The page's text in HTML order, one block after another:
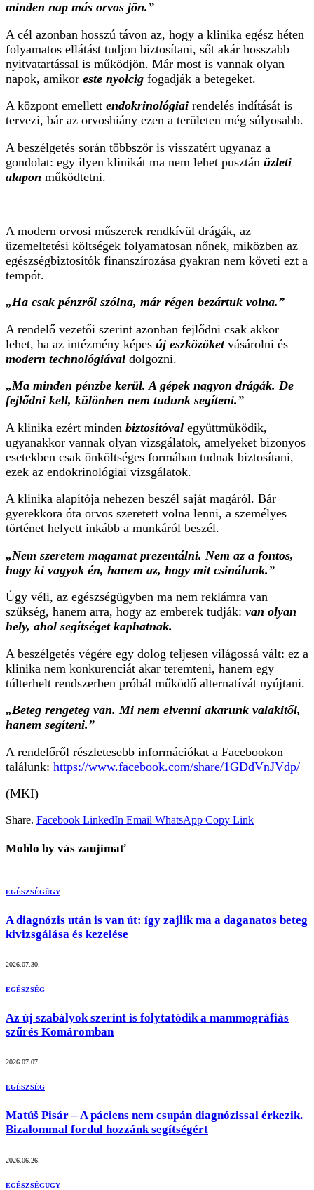
minden nap más orvos jön.”
A cél azonban hosszú távon az, hogy a klinika egész héten
folyamatos ellátást tudjon biztosítani, sőt akár hosszabb
nyitvatartással is működjön. Már most is vannak olyan
napok, amikor este nyolcig fogadják a betegeket.
A központ emellett endokrinológiai rendelés indítását is
tervezi, bár az orvoshiány ezen a területen még súlyosabb.
A beszélgetés során többször is visszatért ugyanaz a
gondolat: egy ilyen klinikát ma nem lehet pusztán üzleti
alapon működtetni.
A modern orvosi műszerek rendkívül drágák, az
üzemeltetési költségek folyamatosan nőnek, miközben az
egészségbiztosítók finanszírozása gyakran nem követi ezt a
tempót.
„Ha csak pénzről szólna, már régen bezártuk volna.”
A rendelő vezetői szerint azonban fejlődni csak akkor
lehet, ha az intézmény képes új eszközöketvásárolni és
modern technológiával dolgozni.
„Ma minden pénzbe kerül. A gépek nagyon drágák. De
fejlődni kell, különben nem tudunk segíteni.”
A klinika ezért minden biztosítóval együttműködik,
ugyanakkor vannak olyan vizsgálatok, amelyeket bizonyos
esetekben csak önköltséges formában tudnak biztosítani,
ezek az endokrinológiai vizsgálatok.
A klinika alapítója nehezen beszél saját magáról. Bár
gyerekkora óta orvos szeretett volna lenni, a személyes
történet helyett inkább a munkáról beszél.
„Nem szeretem magamat prezentálni. Nem az a fontos,
hogy ki vagyok én, hanem az, hogy mit csinálunk.”
Úgy véli, az egészségügyben ma nem reklámra van
szükség, hanem arra, hogy az emberek tudják: van olyan
hely, ahol segítséget kaphatnak.
A beszélgetés végére egy dolog teljesen világossá vált: ez a
klinika nem konkurenciát akar teremteni, hanem egy
túlterhelt rendszerben próbál működő alternatívát nyújtani.
„Beteg rengeteg van. Mi nem elvenni akarunk valakitől,
hanem segíteni.”
A rendelőről részletesebb információkat a Facebookon
találunk: https://www.facebook.com/share/1GDdVnJVdp/
(MKI)
Share. Facebook LinkedIn Email WhatsApp Copy Link
Mohlo by vás zaujimať
EGÉSZSÉGÜGY
A diagnózis után is van út: így zajlik ma a daganatos beteg
kivizsgálása és kezelése
2026.07.30.
EGÉSZSÉG
Az új szabályok szerint is folytatódik a mammográfiás
szűrés Komáromban
2026.07.07.
EGÉSZSÉG
Matúš Pisár – A páciens nem csupán diagnózissal érkezik.
Bizalommal fordul hozzánk segítségért
2026.06.26.
EGÉSZSÉGÜGY